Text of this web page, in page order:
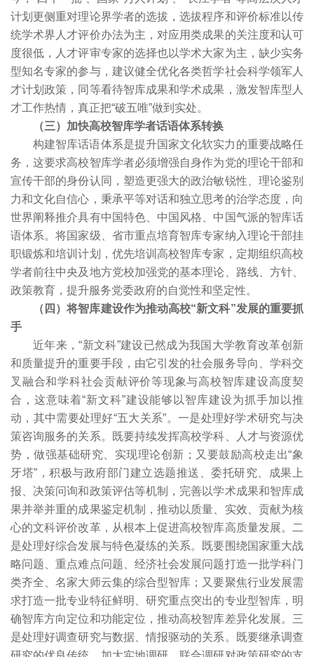
计划更侧重对理论界学者的选拔，选拔程序和评价标准以传
统学术界人才评价办法为主，对应用类成果的关注度和认可
度很低，人才评审专家的选择也以学术大家为主，缺少实务
型知名专家的参与，建议健全优化各类哲学社会科学领军人
才计划政策，同等看待智库成果和学术成果，激发智库型人
才工作热情，真正把“破五唯”做到实处。
（三）加快高校智库学者话语体系转换
构建智库话语体系是提升国家文化软实力的重要战略任
务，这要求高校智库学者必须增强自身作为党的理论干部和
宣传干部的身份认同，塑造更强大的政治敏锐性、理论鉴别
力和文化自信心，秉承平等对话和独立思考的治学态度，向
世界阐释推介具有中国特色、中国风格、中国气派的智库话
语体系。将国家级、省市重点培育智库专家纳入理论干部挂
职锻炼和培训计划，优先培训高校智库专家，定期组织高校
学者前往中央及地方党校加强党的基本理论、路线、方针、
政策教育，提升服务党委政府的自觉性和坚定性。
（四）将智库建设作为推动高校“新文科”发展的重要抓
手
近年来，“新文科”建设已然成为我国大学教育改革创新
和质量提升的重要手段，由它引发的社会服务导向、学科交
叉融合和学科社会贡献评价等现象与高校智库建设高度契
合，这意味着“新文科”建设能够以智库建设为抓手加以推
动，其中需要处理好“五大关系”。一是处理好学术研究与决
策咨询服务的关系。既要持续发挥高校学科、人才与资源优
势，做强基础研究、实现理论创新；又要鼓励高校走出“象
牙塔”，积极与政府部门建立选题推送、委托研究、成果上
报、决策问询和政策评估等机制，完善以学术成果和智库成
果并举并重的成果鉴定机制，推动以质量、实效、贡献为核
心的文科评价改革，从根本上促进高校智库高质量发展。二
是处理好综合发展与特色凝练的关系。既要围绕国家重大战
略问题、重点难点问题、经济社会发展问题打造一批学科门
类齐全、名家大师云集的综合型智库；又要聚焦行业发展需
求打造一批专业特征鲜明、研究重点突出的专业型智库，明
确智库方向定位和功能定位，推动高校智库差异化发展。三
是处理好调查研究与数据、情报驱动的关系。既要继承调查